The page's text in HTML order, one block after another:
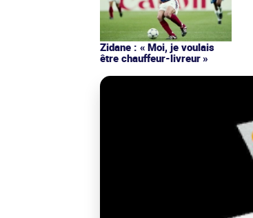
Zidane : « Moi, je voulais
être chauffeur-livreur »